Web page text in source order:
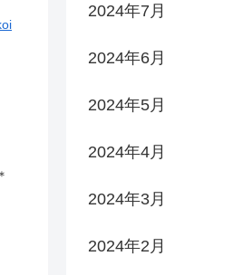
2024年7月
2024年6月
2024年5月
2024年4月
2024年3月
2024年2月